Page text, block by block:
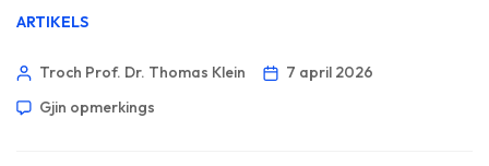
ARTIKELS
Troch Prof. Dr. Thomas Klein
7 april 2026
Gjin opmerkings